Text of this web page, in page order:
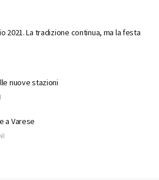
2021. La tradizione continua, ma la festa
nuove stazioni
a Varese